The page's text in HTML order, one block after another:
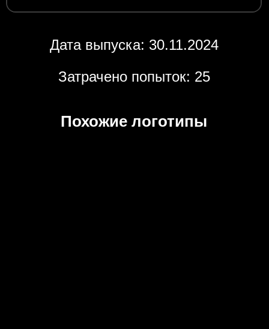
Дата выпуска: 30.11.2024
Затрачено попыток: 25
Похожие логотипы